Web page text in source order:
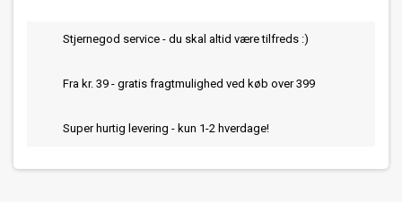
Stjernegod service - du skal altid være tilfreds :)
Fra kr. 39 - gratis fragtmulighed ved køb over 399
Super hurtig levering - kun 1-2 hverdage!